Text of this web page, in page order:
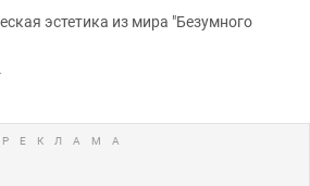
эстетика из мира "Безумного